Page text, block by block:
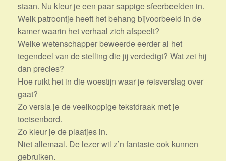
staan. Nu kleur je een paar sappige sfeerbeelden in.
Welk patroontje heeft het behang bijvoorbeeld in de
kamer waarin het verhaal zich afspeelt?
Welke wetenschapper beweerde eerder al het
tegendeel van de stelling die jij verdedigt? Wat zei hij
dan precies?
Hoe ruikt het in die woestijn waar je reisverslag over
gaat?
Zo versla je de veelkoppige tekstdraak met je
toetsenbord.
Zo kleur je de plaatjes in.
Niet allemaal. De lezer wil z’n fantasie ook kunnen
gebruiken.